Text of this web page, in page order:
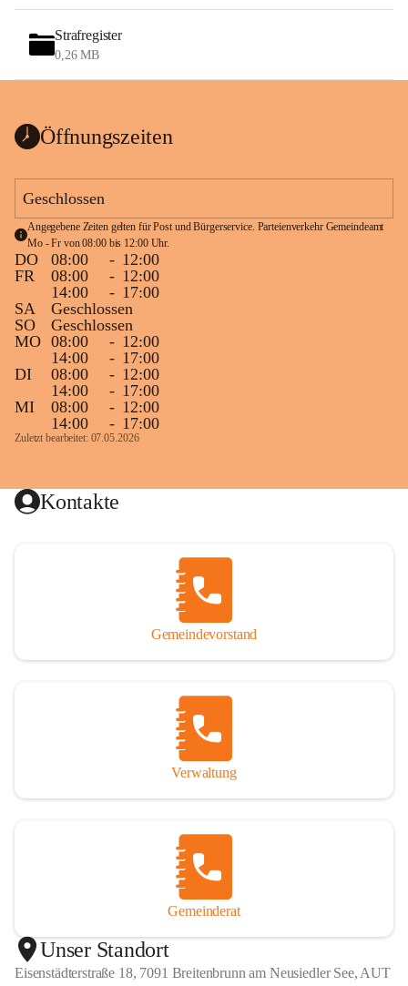
Strafregister
0,26 MB
Öffnungszeiten
Geschlossen
Angegebene Zeiten gelten für Post und Bürgerservice. Parteienverkehr Gemeindeamt
Mo - Fr von 08:00 bis 12:00 Uhr.
DO 08:00 - 12:00
FR
08:00 - 12:00
14:00
- 17:00
SA
Geschlossen
SO
Geschlossen
MO 08:00 - 12:00
14:00
- 17:00
DI
08:00 - 12:00
14:00
- 17:00
MI
08:00 - 12:00
14:00
- 17:00
Zuletzt bearbeitet: 07.05.2026
Kontakte
Gemeindevorstand
Verwaltung
Gemeinderat
Unser Standort
Eisenstädterstraße 18, 7091 Breitenbrunn am Neusiedler See, AUT